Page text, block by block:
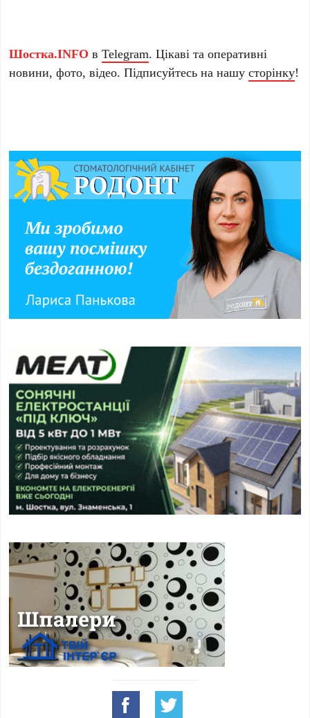
Шостка.INFO вTelegram. Цікаві та оперативні
новини, фото, відео. Підписуйтесь на нашусторінку!